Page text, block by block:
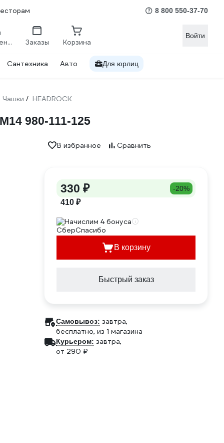
8 800 550-37-70
Сравнение Заказы Корзина
Войти
Сантехника Авто Для юрлиц
Чашки / HEADROCK
980-111-125
В избранное Сравнить
330 ₽ -20%
410 ₽
Начислим 4 бонуса
В корзину
Быстрый заказ
Самовывоз: завтра,
бесплатно, из 1 магазина
Курьером: завтра,
от 290 ₽